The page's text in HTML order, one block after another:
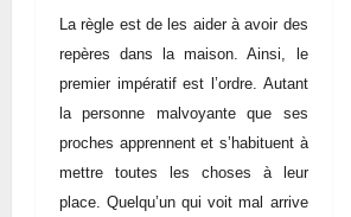
La règle est de les aider à avoir des
repères dans la maison. Ainsi, le
premier impératif est l’ordre. Autant
la personne malvoyante que ses
proches apprennent et s’habituent à
mettre toutes les choses à leur
place. Quelqu’un qui voit mal arrive